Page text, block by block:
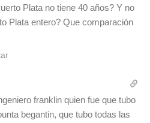
Plata no tiene 40 años? Y no
Plata entero? Que comparación
franklin quien fue que tubo
begantin, que tubo todas las